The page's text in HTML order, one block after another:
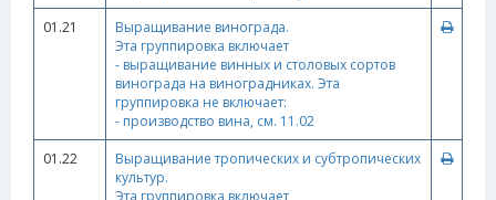
01.21
Выращивание винограда.
Эта группировка включает
- выращивание винных и столовых сортов
винограда на виноградниках. Эта
группировка не включает:
- производство вина, см. 11.02
01.22
Выращивание тропических и субтропических
культур.
Эта группировка включает